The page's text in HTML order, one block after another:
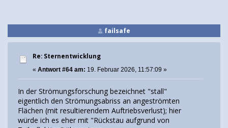
failsafe
Re: Sternentwicklung
« Antwort #64 am: 19. Februar 2026, 11:57:09 »
In der Strömungsforschung bezeichnet "stall"
eigentlich den Strömungsabriss an angeströmten
Flächen (mit resultierendem Auftriebsverlust); hier
würde ich es eher mit "Rückstau aufgrund von